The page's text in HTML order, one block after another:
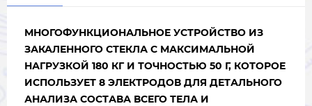
МНОГОФУНКЦИОНАЛЬНОЕ УСТРОЙСТВО ИЗ
ЗАКАЛЕННОГО СТЕКЛА С МАКСИМАЛЬНОЙ
НАГРУЗКОЙ 180 КГ И ТОЧНОСТЬЮ 50 Г, КОТОРОЕ
ИСПОЛЬЗУЕТ 8 ЭЛЕКТРОДОВ ДЛЯ ДЕТАЛЬНОГО
АНАЛИЗА СОСТАВА ВСЕГО ТЕЛА И